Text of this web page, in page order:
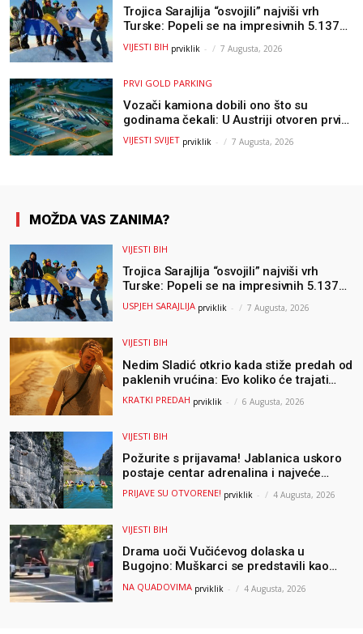
Trojica Sarajlija “osvojili” najviši vrh
Turske: Popeli se na impresivnih 5.137
metara
VIJESTI BIH prviklik - 7 Augusta, 2026
PRVI GOLD PARKING
Vozači kamiona dobili ono što su
godinama čekali: U Austriji otvoren prvi
GOLD sigurni parking
VIJESTI SVIJET prviklik - 7 Augusta, 2026
MOŽDA VAS ZANIMA?
VIJESTI BIH
Trojica Sarajlija “osvojili” najviši vrh
Turske: Popeli se na impresivnih 5.137
metara
USPJEH SARAJLIJA prviklik - 7 Augusta, 2026
VIJESTI BIH
Nedim Sladić otkrio kada stiže predah od
paklenih vrućina: Evo koliko će trajati
osvježenje u BiH
KRATKI PREDAH prviklik - 6 Augusta, 2026
VIJESTI BIH
Požurite s prijavama! Jablanica uskoro
postaje centar adrenalina i najveće
outdoor avanture ovog ljeta
PRIJAVE SU OTVORENE! prviklik - 4 Augusta, 2026
VIJESTI BIH
Drama uoči Vučićevog dolaska u
Bugojno: Muškarci se predstavili kao
osiguranje pa pobjegli u šumu
NA QUADOVIMA prviklik - 4 Augusta, 2026